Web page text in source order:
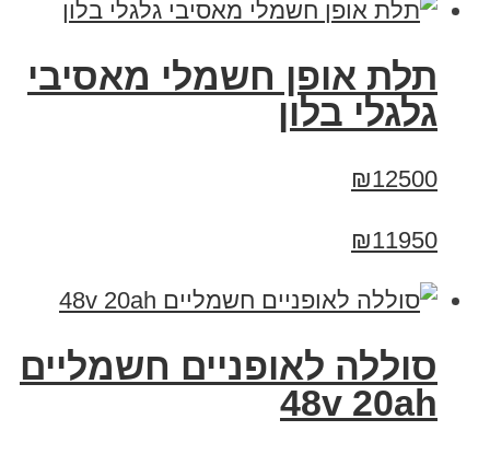
תלת אופן חשמלי מאסיבי
גלגלי בלון
₪12500
₪11950
סוללה לאופניים חשמליים
48v 20ah